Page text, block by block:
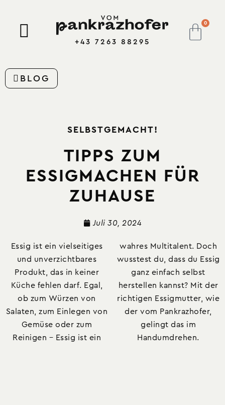
+43 7263 88295
0
BLOG
SELBSTGEMACHT!
TIPPS ZUM
ESSIGMACHEN FÜR
ZUHAUSE
Juli 30, 2024
Essig ist ein vielseitiges
und unverzichtbares
Produkt, das in keiner
Küche fehlen darf. Egal,
ob zum Würzen von
Salaten, zum Einlegen von
Gemüse oder zum
Reinigen – Essig ist ein
wahres Multitalent. Doch
wusstest du, dass du Essig
ganz einfach selbst
herstellen kannst? Mit der
richtigen Essigmutter, wie
der vom Pankrazhofer,
gelingt das im
Handumdrehen.